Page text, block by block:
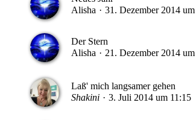
Alisha 31. Dezember 2014 um
Der Stern
Alisha 21. Dezember 2014
Laß' mich langsamer gehen
Shakini 3. Juli 2014 um 11:15